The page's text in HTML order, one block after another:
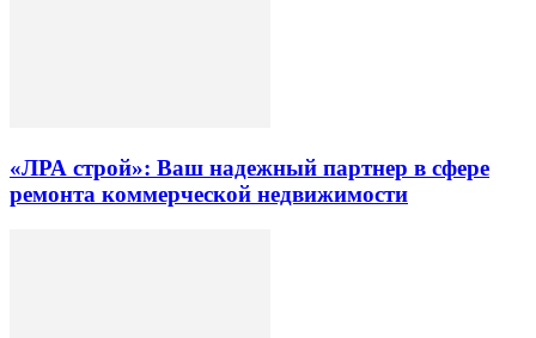
«ЛРА строй»: Ваш надежный партнер в сфере
ремонта коммерческой недвижимости